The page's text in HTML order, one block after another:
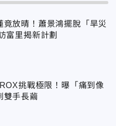
竟放晴！蕭景鴻擺脫「旱災
首訪富里揭新計劃
挑戰極限！曝「痛到像
雙手長繭